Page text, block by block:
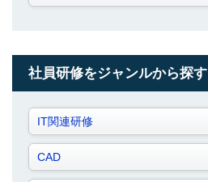
社員研修をジャンルから探す
IT関連研修
CAD